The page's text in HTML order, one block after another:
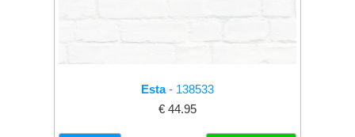
Esta- 138533
€ 44.95